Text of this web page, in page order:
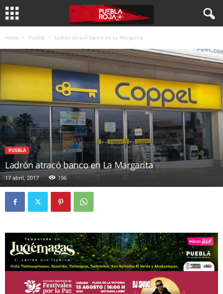
Home Puebla Ladrón atracó banco en La Margarita
PUEBLA
Ladrón atracó banco en La Margarita
17 abril, 2017 196